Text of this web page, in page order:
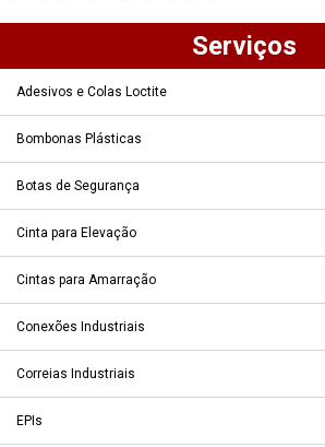
Serviços
Adesivos e Colas Loctite
Bombonas Plásticas
Botas de Segurança
Cinta para Elevação
Cintas para Amarração
Conexões Industriais
Correias Industriais
EPIs